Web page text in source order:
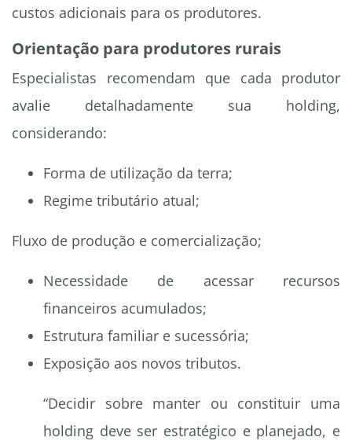
custos adicionais para os produtores.
Orientação para produtores rurais
Especialistas recomendam que cada produtor
avalie detalhadamente sua holding,
considerando:
Forma de utilização da terra;
Regime tributário atual;
Fluxo de produção e comercialização;
Necessidade de acessar recursos
financeiros acumulados;
Estrutura familiar e sucessória;
Exposição aos novos tributos.
“Decidir sobre manter ou constituir uma
holding deve ser estratégico e planejado, e